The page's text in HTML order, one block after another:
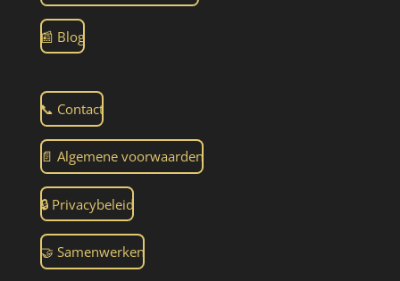
📰 Blog
📞 Contact
📄 Algemene voorwaarden
🔒 Privacybeleid
🤝 Samenwerken